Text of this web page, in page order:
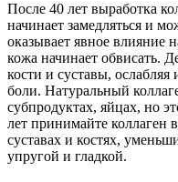
После 40 лет выработка
начинает замедляться и
оказывает явное влияние
кожа начинает обвисать.
кости и суставы,
боли. Натуральный
субпродуктах, яйцах, но
лет принимайте коллаген
суставах и костях,
упругой и гладкой.